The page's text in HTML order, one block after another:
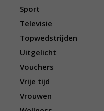
Sport
Televisie
Topwedstrijden
Uitgelicht
Vouchers
Vrije tijd
Vrouwen